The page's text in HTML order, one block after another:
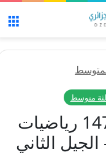
متوسط
حل تمرين 44 صفحة 147 رياضيات
الثاني